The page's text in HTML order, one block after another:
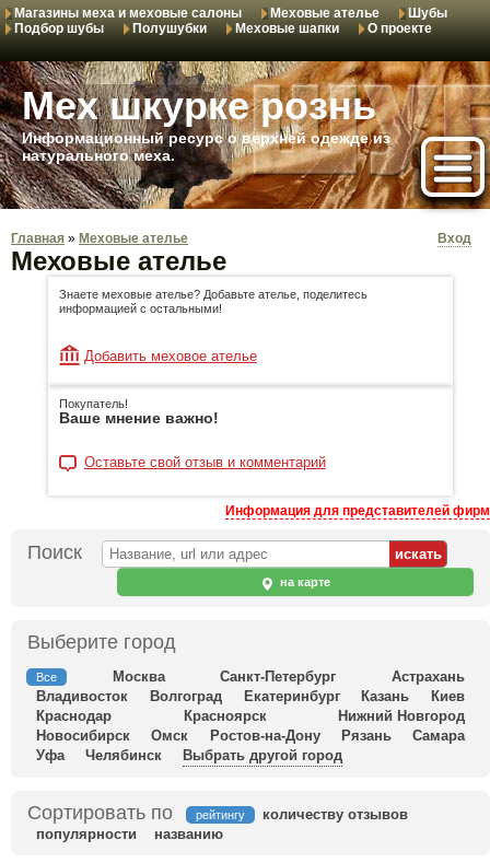
Магазины меха и меховые салоны Меховые ателье
Шубы
Подбор шубы
Полушубки Меховые шапки О проекте
Мех шкурке рознь
Информационный ресурс о верхней одежде из
натурального меха.
Главная » Меховые ателье Вход
Меховые ателье
Знаете меховые ателье? Добавьте ателье, поделитесь
информацией с остальными!
Добавить меховое ателье
Покупатель!
Ваше мнение важно!
Оставьте свой отзыв и комментарий
Информация для представителей фирм
Поиск
на карте
Выберите город
Все Москва Санкт-Петербург
Астрахань
Владивосток
Волгоград Екатеринбург Казань
Киев
Краснодар
Красноярск
Нижний Новгород
Новосибирск
Омск Ростов-на-Дону Рязань
Самара
Уфа
Челябинск Выбрать другой город
Сортировать по рейтингу
количеству отзывов
популярности
названию